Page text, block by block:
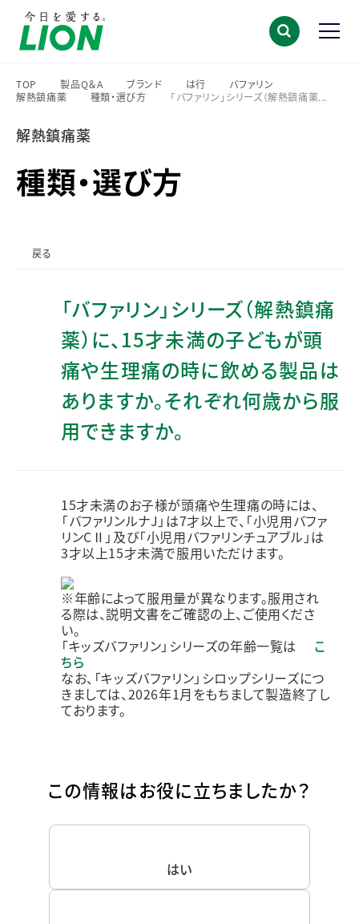
TOP
>
製品Q＆A
>
ブランド
>
は行
>
バファリン
>
解熱鎮痛薬
種類・選び方
「バファリン」シリーズ（解熱鎮痛薬...
解熱鎮痛薬
種類・選び方
戻る
「バファリン」シリーズ（解熱鎮痛
薬）に、15才未満の子どもが頭
痛や生理痛の時に飲める製品は
ありますか。それぞれ何歳から服
用できますか。
15才未満のお子様が頭痛や生理痛の時には、
「バファリンルナJ」は7才以上で、「小児用バファ
リンCⅡ」及び「小児用バファリンチュアブル」は
3才以上15才未満で服用いただけます。
※年齢によって服用量が異なります。服用され
る際は、説明文書をご確認の上、ご使用くださ
い。
「キッズバファリン」シリーズの年齢一覧は
こ
ちら
なお、「キッズバファリン」シロップシリーズにつ
きましては、2026年1月をもちまして製造終了し
ております。
この情報はお役に立ちましたか？
はい